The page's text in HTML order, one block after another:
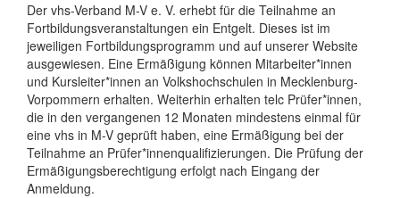
Der vhs-Verband M-V e. V. erhebt für die Teilnahme an
Fortbildungsveranstaltungen ein Entgelt. Dieses ist im
jeweiligen Fortbildungsprogramm und auf unserer Website
ausgewiesen. Eine Ermäßigung können Mitarbeiter*innen
und Kursleiter*innen an Volkshochschulen in Mecklenburg-
Vorpommern erhalten. Weiterhin erhalten telc Prüfer*innen,
die in den vergangenen 12 Monaten mindestens einmal für
eine vhs in M-V geprüft haben, eine Ermäßigung bei der
Teilnahme an Prüfer*innenqualifizierungen. Die Prüfung der
Ermäßigungsberechtigung erfolgt nach Eingang der
Anmeldung.